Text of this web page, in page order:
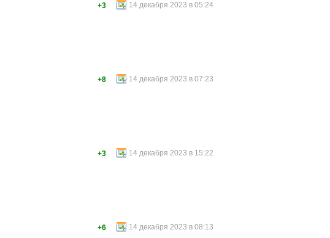
14 декабря 2023 в 05:24
+3
14 декабря 2023 в 07:23
+8
14 декабря 2023 в 15:22
+3
14 декабря 2023 в 08:13
+6